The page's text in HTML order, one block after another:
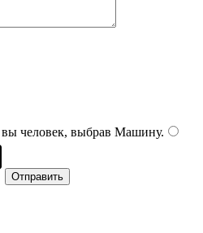
человек, выбрав Машину.